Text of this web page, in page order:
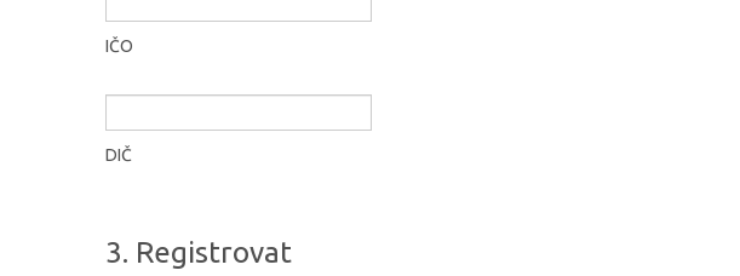
IČO
DIČ
3. Registrovat